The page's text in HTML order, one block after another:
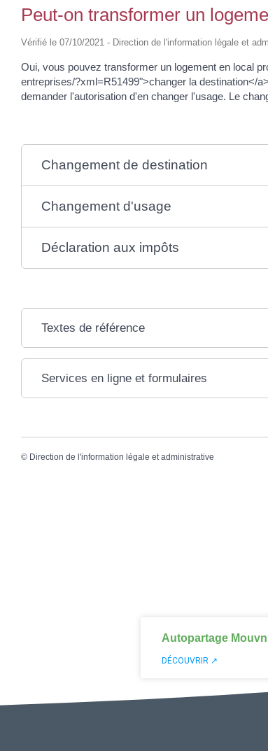
Peut-on transformer un
Vérifié le 07/10/2021 - Direction de l'information légale et
Oui, vous pouvez transformer un logement en local
entreprises/?xml=R51499">changer la destination</
demander l'autorisation d'en changer l'usage. Le
Changement de destination
Changement d'usage
Déclaration aux impôts
Textes de référence
Services en ligne et formulaires
© Direction de l'information légale et administrative
Autopartage
DÉCOUVRIR ↗